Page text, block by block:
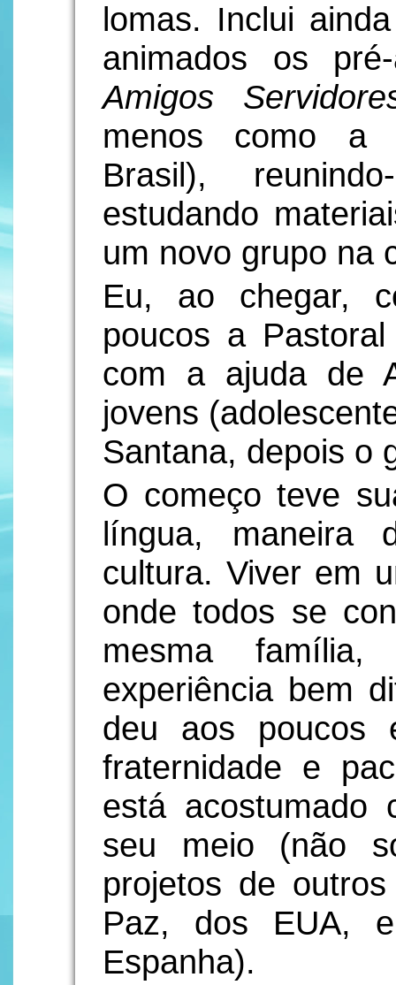
lomas. Inclui
animados os
Amigos
menos como a
Brasil),
estudando
um novo grupo na
Eu, ao chegar,
poucos a
com a ajuda de
jovens
Santana, depois o
O começo teve
língua,
cultura. Viver em
onde todos se
mesma
experiência bem
deu aos poucos
fraternidade e
está acostumado
seu meio (não
projetos de
Paz, dos EUA,
Espanha).